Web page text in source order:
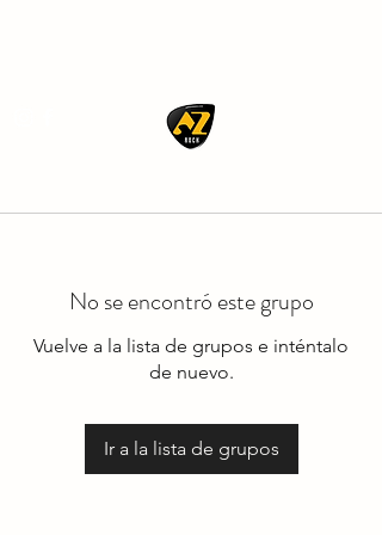
No se encontró este grupo
Vuelve a la lista de grupos e inténtalo
de nuevo.
Ir a la lista de grupos